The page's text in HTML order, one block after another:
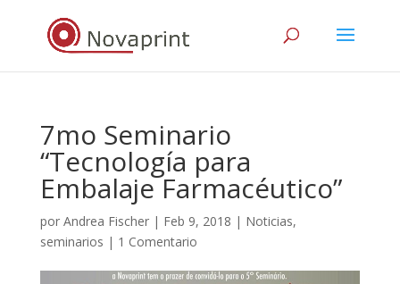
7mo Seminario
“Tecnología para
Embalaje Farmacéutico”
por Andrea Fischer| Feb 9, 2018 | Noticias,
seminarios | 1 Comentario